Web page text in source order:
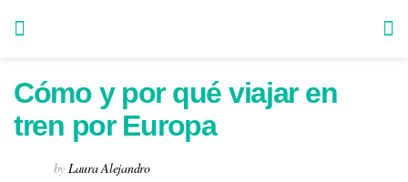
Cómo y por qué viajar en
tren por Europa
by Laura Alejandro